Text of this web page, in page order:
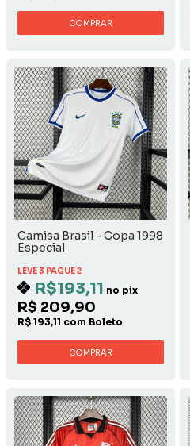
COMPRAR
Camisa Brasil - Copa 1998
Especial
LEVE 3 PAGUE 2
R$193,11 no pix
R$ 209,90
R$ 193,11 com Boleto
COMPRAR